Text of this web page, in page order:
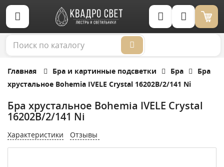
Корзина (0)
Главная Бра и картинные подсветки Бра
Бра
хрустальное Bohemia IVELE Crystal 16202B/2/141 Ni
Бра хрустальное Bohemia IVELE Crystal
16202B/2/141 Ni
Характеристики Отзывы